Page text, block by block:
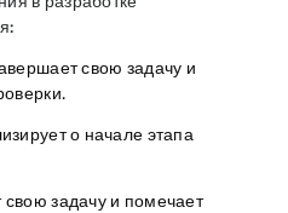
свою задачу и
о начале этапа
задачу и помечает